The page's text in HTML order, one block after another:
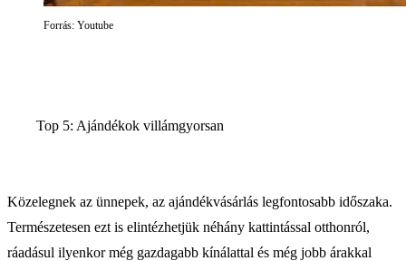
Forrás: Youtube
Top 5: Ajándékok villámgyorsan
Közelegnek az ünnepek, az ajándékvásárlás legfontosabb időszaka.
Természetesen ezt is elintézhetjük néhány kattintással otthonról,
ráadásul ilyenkor még gazdagabb kínálattal és még jobb árakkal